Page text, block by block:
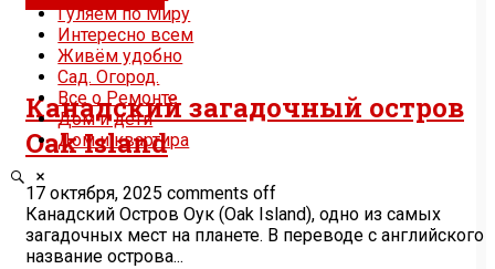
Гуляем по Миру
Интересно всем
Живём удобно
Сад. Огород.
Все о Ремонте
Дом и дети
Дом и квартира
Канадский загадочный остров
Oak Island
17 октября, 2025 comments off
Канадский Остров Оук (Oak Island), одно из самых
загадочных мест на планете. В переводе с английского
название острова...